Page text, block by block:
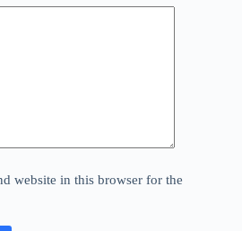
website in this browser for the